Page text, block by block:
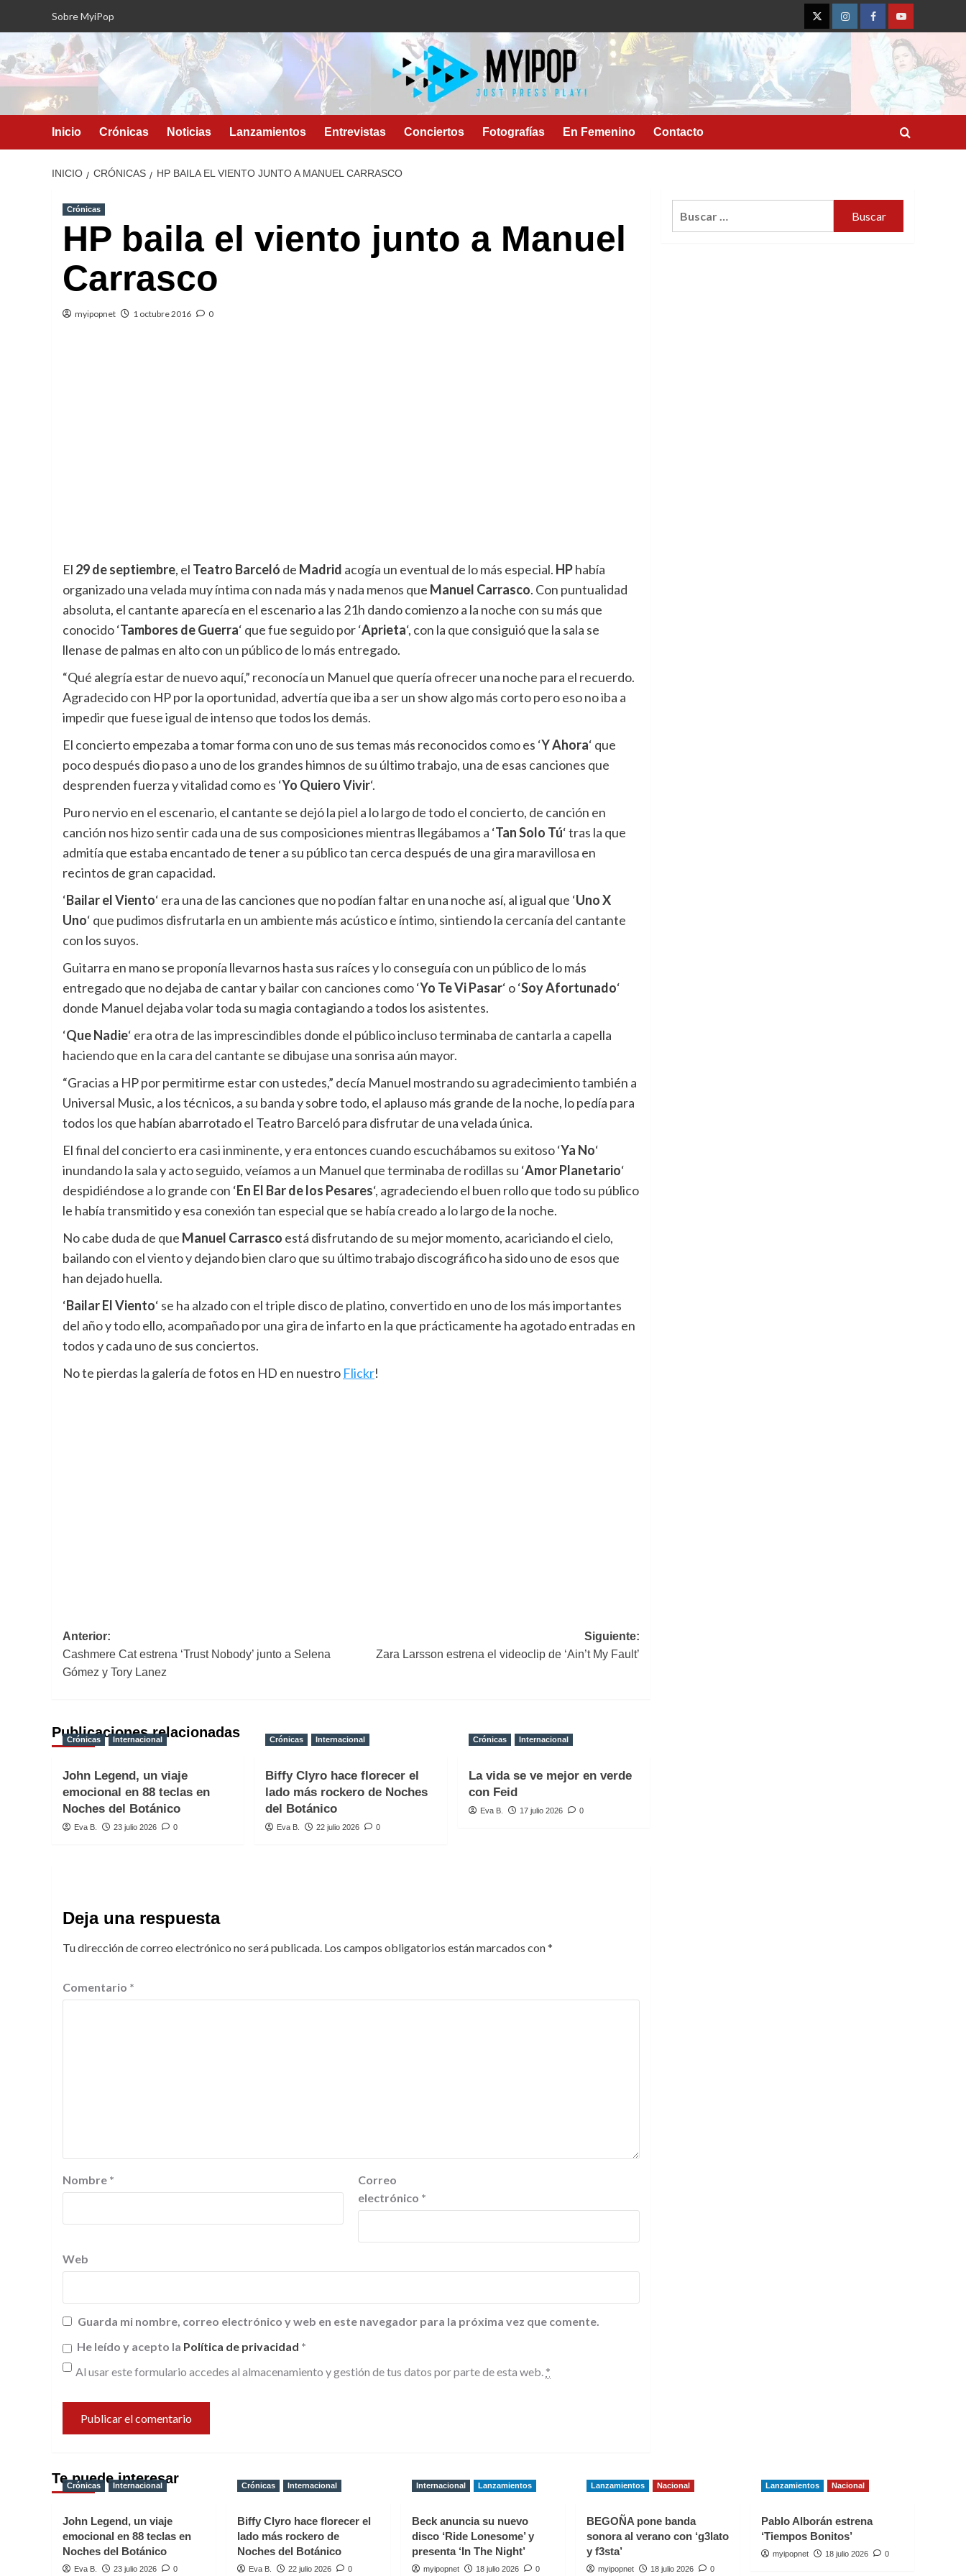
Sobre MyiPop
TwitterInstagramFacebookYouTube
Inicio Crónicas Noticias Lanzamientos Entrevistas Conciertos Fotografías En Femenino Contacto
INICIO CRÓNICAS HP BAILA EL VIENTO JUNTO A MANUEL CARRASCO
Crónicas
HP baila el viento junto a Manuel
Carrasco
myipopnet 1 octubre 2016 0
El 29 de septiembre, el Teatro Barceló de Madrid acogía un eventual de lo más especial. HPhabía
organizado una velada muy íntima con nada más y nada menos que Manuel Carrasco. Con puntualidad
absoluta, el cantante aparecía en el escenario a las 21h dando comienzo a la noche con su más que
conocido ‘Tambores de Guerra‘ que fue seguido por ‘Aprieta‘, con la que consiguió que la sala se
llenase de palmas en alto con un público de lo más entregado.
“Qué alegría estar de nuevo aquí,” reconocía un Manuel que quería ofrecer una noche para el recuerdo.
Agradecido con HP por la oportunidad, advertía que iba a ser un show algo más corto pero eso no iba a
impedir que fuese igual de intenso que todos los demás.
El concierto empezaba a tomar forma con uno de sus temas más reconocidos como es ‘Y Ahora‘ que
poco después dio paso a uno de los grandes himnos de su último trabajo, una de esas canciones que
desprenden fuerza y vitalidad como es ‘Yo Quiero Vivir‘.
Puro nervio en el escenario, el cantante se dejó la piel a lo largo de todo el concierto, de canción en
canción nos hizo sentir cada una de sus composiciones mientras llegábamos a ‘Tan Solo Tú‘ tras la que
admitía que estaba encantado de tener a su público tan cerca después de una gira maravillosa en
recintos de gran capacidad.
‘Bailar el Viento‘ era una de las canciones que no podían faltar en una noche así, al igual que ‘Uno X
Uno‘ que pudimos disfrutarla en un ambiente más acústico e íntimo, sintiendo la cercanía del cantante
con los suyos.
Guitarra en mano se proponía llevarnos hasta sus raíces y lo conseguía con un público de lo más
entregado que no dejaba de cantar y bailar con canciones como ‘Yo Te Vi Pasar‘ o ‘Soy Afortunado‘
donde Manuel dejaba volar toda su magia contagiando a todos los asistentes.
‘Que Nadie‘ era otra de las imprescindibles donde el público incluso terminaba de cantarla a capella
haciendo que en la cara del cantante se dibujase una sonrisa aún mayor.
“Gracias a HP por permitirme estar con ustedes,” decía Manuel mostrando su agradecimiento también a
Universal Music, a los técnicos, a su banda y sobre todo, el aplauso más grande de la noche, lo pedía para
todos los que habían abarrotado el Teatro Barceló para disfrutar de una velada única.
El final del concierto era casi inminente, y era entonces cuando escuchábamos su exitoso ‘Ya No‘
inundando la sala y acto seguido, veíamos a un Manuel que terminaba de rodillas su ‘Amor Planetario‘
despidiéndose a lo grande con ‘En El Bar de los Pesares‘, agradeciendo el buen rollo que todo su público
le había transmitido y esa conexión tan especial que se había creado a lo largo de la noche.
No cabe duda de que Manuel Carrasco está disfrutando de su mejor momento, acariciando el cielo,
bailando con el viento y dejando bien claro que su último trabajo discográfico ha sido uno de esos que
han dejado huella.
‘Bailar El Viento‘ se ha alzado con el triple disco de platino, convertido en uno de los más importantes
del año y todo ello, acompañado por una gira de infarto en la que prácticamente ha agotado entradas en
todos y cada uno de sus conciertos.
No te pierdas la galería de fotos en HD en nuestro Flickr!
Navegación
de
entradas
Anterior:
Cashmere Cat estrena ‘Trust Nobody’ junto a Selena
Gómez y Tory Lanez
Siguiente:
Zara Larsson estrena el videoclip de ‘Ain’t My Fault’
Publicaciones relacionadas
Crónicas Internacional
John Legend, un viaje
emocional en 88 teclas en
Noches del Botánico
Eva B. 23 julio 2026 0
Crónicas Internacional
Biffy Clyro hace florecer el
lado más rockero de Noches
del Botánico
Eva B. 22 julio 2026 0
Crónicas Internacional
La vida se ve mejor en verde
con Feid
Eva B. 17 julio 2026 0
Deja una respuesta
Tu dirección de correo electrónico no será publicada. Los campos obligatorios están marcados con*
Comentario *
Nombre *
Correo
electrónico *
Web
Guarda mi nombre, correo electrónico y web en este navegador para la próxima vez que comente.
He leído y acepto la Política de privacidad *
Al usar este formulario accedes al almacenamiento y gestión de tus datos por parte de esta web. *
Te puede interesar
Crónicas Internacional
John Legend, un viaje
emocional en 88 teclas en
Noches del Botánico
Eva B. 23 julio 2026 0
Crónicas Internacional
Biffy Clyro hace florecer el
lado más rockero de
Noches del Botánico
Eva B. 22 julio 2026 0
Internacional Lanzamientos
Beck anuncia su nuevo
disco ‘Ride Lonesome’ y
presenta ‘In The Night’
myipopnet 18 julio 2026 0
Lanzamientos Nacional
BEGOÑA pone banda
sonora al verano con ‘g3lato
y f3sta’
myipopnet 18 julio 2026 0
Lanzamientos Nacional
Pablo Alborán estrena
‘Tiempos Bonitos’
myipopnet 18 julio 2026 0